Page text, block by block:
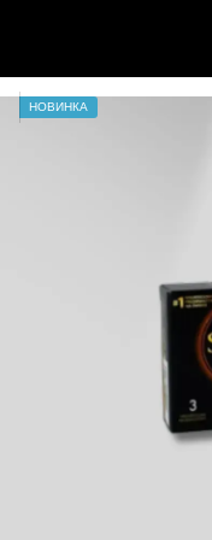
НОВИНКА